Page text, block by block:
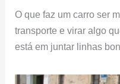
O que faz um carro ser
transporte e virar algo
está em juntar linhas